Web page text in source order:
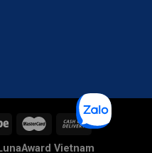
LunaAward Vietnam